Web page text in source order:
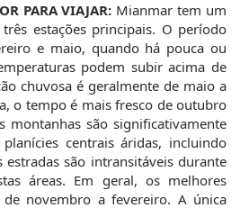
PARA VIAJAR: Mianmar tem um
estações principais. O período
e maio, quando há pouca ou
podem subir acima de
chuvosa é geralmente de maio a
o tempo é mais fresco de outubro
montanhas são significativamente
estradas são intransitáveis ​​durante
áreas. Em geral, os melhores
novembro a fevereiro. A única